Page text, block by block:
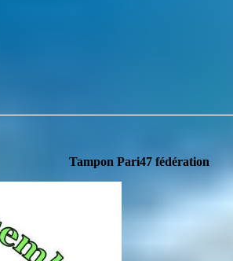
Tampon Pari47 fédération